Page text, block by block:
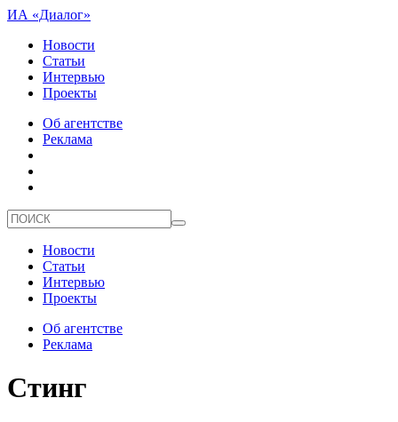
ИА «Диалог»
Новости
Статьи
Интервью
Проекты
Об агентстве
Реклама
Новости
Статьи
Интервью
Проекты
Об агентстве
Реклама
Стинг